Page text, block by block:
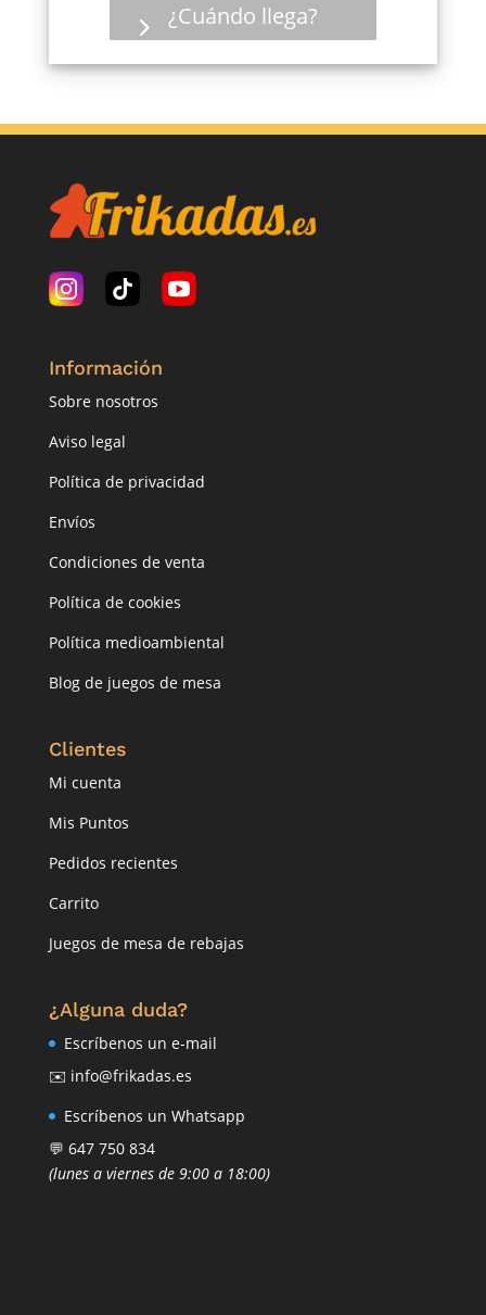
¿Cuándo llega?
Información
Sobre nosotros
Aviso legal
Política de privacidad
Envíos
Condiciones de venta
Política de cookies
Política medioambiental
Blog de juegos de mesa
Clientes
Mi cuenta
Mis Puntos
Pedidos recientes
Carrito
Juegos de mesa de rebajas
¿Alguna duda?
Escríbenos un e-mail
✉️ info@frikadas.es
Escríbenos un Whatsapp
💬 647 750 834
(lunes a viernes de 9:00 a 18:00)